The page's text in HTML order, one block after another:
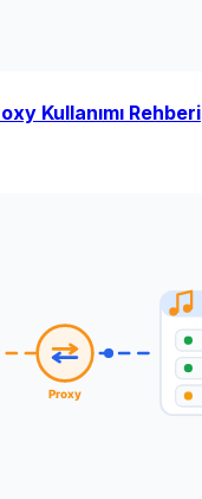
Kullanımı Rehberi